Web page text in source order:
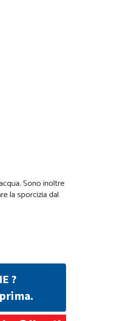
Sono inoltre
la sporcizia dal
?